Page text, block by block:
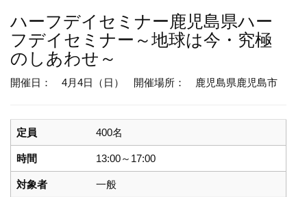
ハーフデイセミナー鹿児島県ハー
フデイセミナー～地球は今・究極
のしあわせ～
開催日： 4月4日（日） 開催場所： 鹿児島県鹿児島市
定員 400名
時間 13:00～17:00
対象者 一般